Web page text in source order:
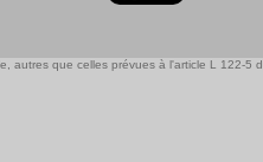
autres que celles prévues à l'article L 122-